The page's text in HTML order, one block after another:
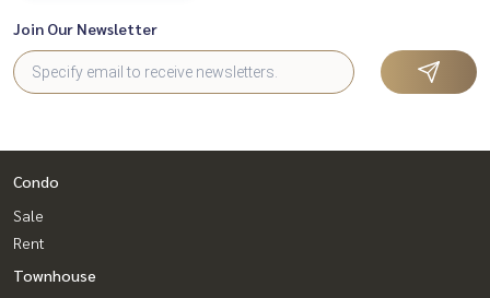
Join Our Newsletter
Condo
Sale
Rent
Townhouse